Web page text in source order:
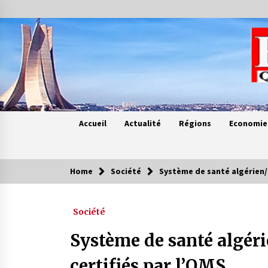
to
content
Accueil Actualité Régions Economie
Contes de chez nous
4 ans ago
Home Société Système de santé
Société
Système de santé